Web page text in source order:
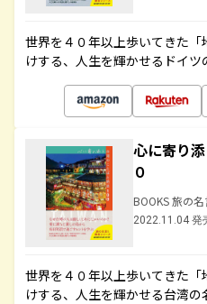
世界を４０年以上歩いてきた
けする、人生を輝かせるドイ
心に寄り
０
BOOKS 旅の
2022.11.04 発
世界を４０年以上歩いてきた
けする、人生を輝かせる台湾